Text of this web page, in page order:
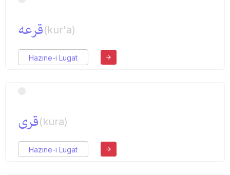
قرعه(kur'a)
Hazine-i Lugat
قری(kura)
Hazine-i Lugat